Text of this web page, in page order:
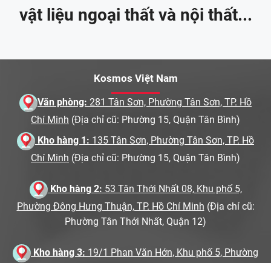
vật liệu ngoại thất và nội thất...
Kosmos Việt Nam
Văn phòng: 281 Tân Sơn, Phường Tân Sơn, TP. Hồ
Chí Minh (Địa chỉ cũ: Phường 15, Quận Tân Bình)
Kho hàng 1: 135 Tân Sơn, Phường Tân Sơn, TP. Hồ
Chí Minh (Địa chỉ cũ: Phường 15, Quận Tân Bình)
Kho hàng 2: 53 Tân Thới Nhất 08, Khu phố 5,
Phường Đông Hưng Thuận, TP. Hồ Chí Minh (Địa chỉ cũ:
Phường Tân Thới Nhất, Quận 12)
Kho hàng 3: 19/1 Phan Văn Hớn, Khu phố 5, Phường